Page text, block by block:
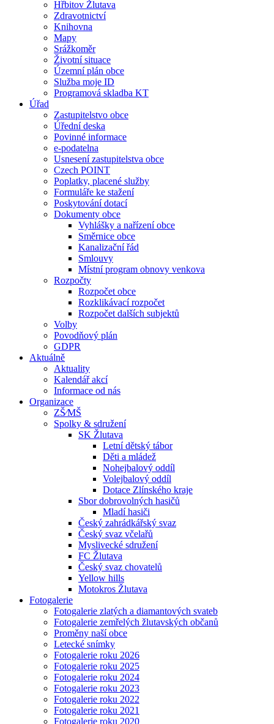
Hřbitov Žlutava
Zdravotnictví
Knihovna
Mapy
Srážkoměr
Životní situace
Územní plán obce
Služba moje ID
Programová skladba KT
Úřad
Zastupitelstvo obce
Úřední deska
Povinné informace
e-podatelna
Usnesení zastupitelstva obce
Czech POINT
Poplatky, placené služby
Formuláře ke stažení
Poskytování dotací
Dokumenty obce
Vyhlášky a nařízení obce
Směrnice obce
Kanalizační řád
Smlouvy
Místní program obnovy venkova
Rozpočty
Rozpočet obce
Rozklikávací rozpočet
Rozpočet dalších subjektů
Volby
Povodňový plán
GDPR
Aktuálně
Aktuality
Kalendář akcí
Informace od nás
Organizace
ZŠ⁄MŠ
Spolky & sdružení
SK Žlutava
Letní dětský tábor
Děti a mládež
Nohejbalový oddíl
Volejbalový oddíl
Dotace Zlínského kraje
Sbor dobrovolných hasičů
Mladí hasiči
Český zahrádkářský svaz
Český svaz včelařů
Myslivecké sdružení
FC Žlutava
Český svaz chovatelů
Yellow hills
Motokros Žlutava
Fotogalerie
Fotogalerie zlatých a diamantových svateb
Fotogalerie zemřelých žlutavských občanů
Proměny naší obce
Letecké snímky
Fotogalerie roku 2026
Fotogalerie roku 2025
Fotogalerie roku 2024
Fotogalerie roku 2023
Fotogalerie roku 2022
Fotogalerie roku 2021
Fotogalerie roku 2020